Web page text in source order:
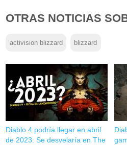
OTRAS NOTICIAS
activision blizzard blizzard
Diablo 4 podría llegar en abril
de 2023: Se desvelaría en The